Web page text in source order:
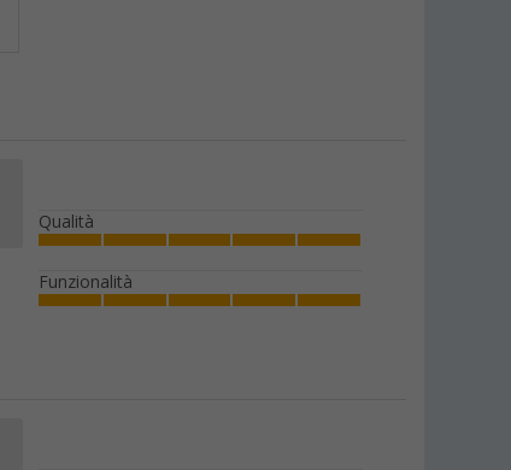
Qualità
Funzionalità